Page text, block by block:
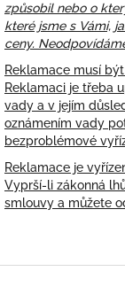
způsobil nebo o
které jsme s Vámi,
ceny.
Reklamace musí
Reklamaci je třeba
vady a v jejím
oznámením vady
bezproblémové
Reklamace je
Vyprší-li zákonná
smlouvy a můžete